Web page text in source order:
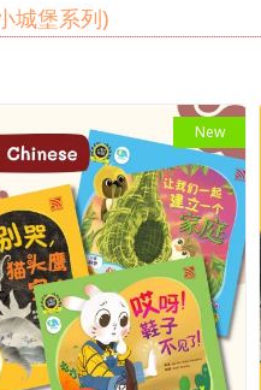
城堡系列)
New